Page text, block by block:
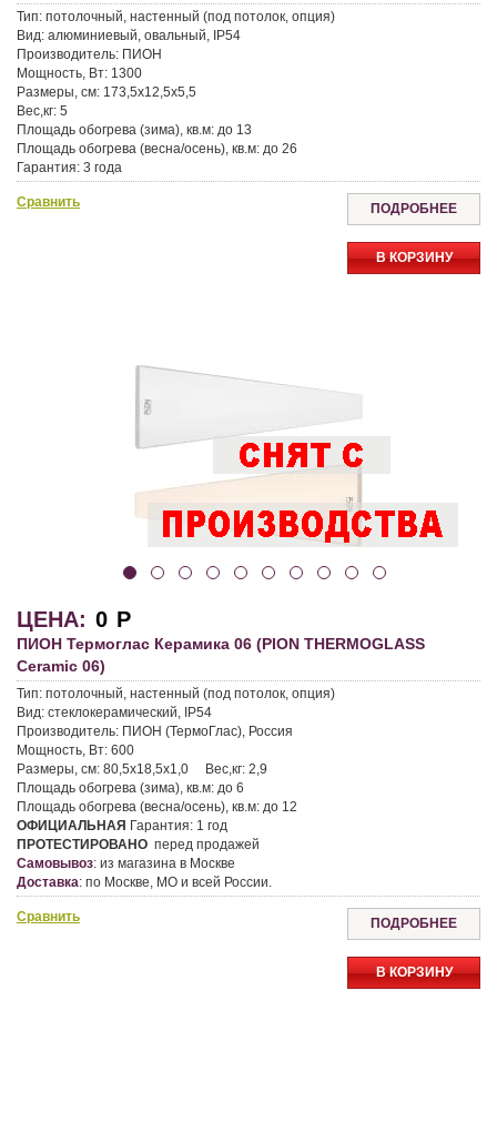
Тип: потолочный, настенный (под потолок, опция)
Вид: алюминиевый, овальный, IP54
Производитель: ПИОН
Мощность, Вт: 1300
Размеры, см: 173,5x12,5x5,5
Вес,кг: 5
Площадь обогрева (зима), кв.м: до 13
Площадь обогрева (весна/осень), кв.м: до 26
Гарантия: 3 года
Доставка: Москва и МО — курьером, По России — транспортные
компании
Скидки: для пенсионеров — 3%, для повторных покупателей — 5%
Сравнить ПОДРОБНЕЕ
В КОРЗИНУ
ЦЕНА: 0 Р
ПИОН Термоглас Керамика 06 (PION THERMOGLASS
Ceramic 06)
Тип: потолочный, настенный (под потолок, опция)
Вид: стеклокерамический, IP54
Производитель: ПИОН (ТермоГлас), Россия
Мощность, Вт: 600
Размеры, см: 80,5х18,5х1,0 Вес,кг: 2,9
Площадь обогрева (зима), кв.м: до 6
Площадь обогрева (весна/осень), кв.м: до 12
ОФИЦИАЛЬНАЯ Гарантия: 1 год
ПРОТЕСТИРОВАНО перед продажей
Самовывоз: из магазина в Москве
Доставка: по Москве, МО и всей России.
Сравнить ПОДРОБНЕЕ
В КОРЗИНУ